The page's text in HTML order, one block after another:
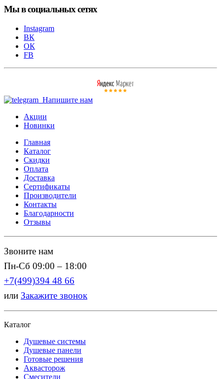
Мы в социальных сетях
Instagram
ВК
ОК
FB
Напишите нам
Акции
Новинки
Главная
Каталог
Скидки
Оплата
Доставка
Сертификаты
Производители
Контакты
Благодарности
Отзывы
Звоните нам
Пн-Сб 09:00 – 18:00
+7(499)394 48 66
или Закажите звонок
Каталог
Душевые системы
Душевые панели
Готовые решения
Аквасторож
Смесители